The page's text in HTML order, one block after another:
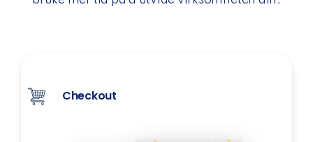
Checkout